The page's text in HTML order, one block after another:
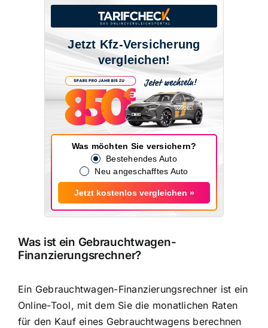
Jetzt Kfz-Versicherung
vergleichen!
Was möchten Sie versichern?
Bestehendes Auto
Neu angeschafftes Auto
Jetzt kostenlos vergleichen »
Was ist ein Gebrauchtwagen-
Finanzierungsrechner?
Ein Gebrauchtwagen-Finanzierungsrechner ist ein
Online-Tool, mit dem Siedie monatlichen Raten
für den Kauf eines Gebrauchtwagens berechnen